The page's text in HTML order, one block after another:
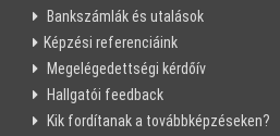
Bankszámlák és utalások
Képzési referenciáink
Megelégedettségi kérdőív
Hallgatói feedback
Kik fordítanak a továbbképzéseken?